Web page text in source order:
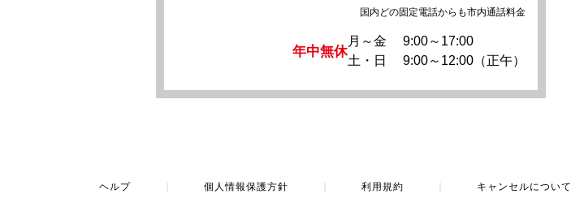
国内どの固定電話からも市内通話料金
年中無休
月～金
9:00～17:00
土・日
9:00～12:00（正午）
ヘルプ 個人情報保護方針 利用規約 キャンセルについて